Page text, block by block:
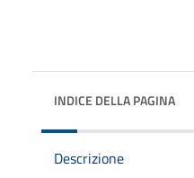
INDICE DELLA PAGINA
Descrizione